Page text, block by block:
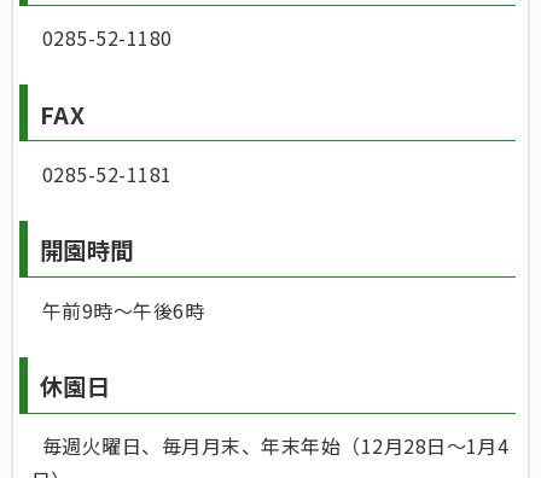
0285-52-1180
FAX
0285-52-1181
開園時間
午前9時～午後6時
休園日
毎週火曜日、毎月月末、年末年始（12月28日～1月4